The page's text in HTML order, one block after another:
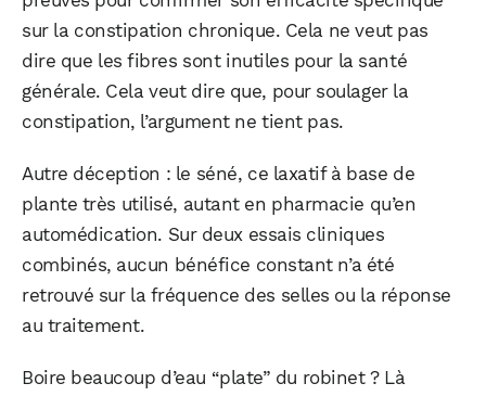
sur la constipation chronique. Cela ne veut pas
dire que les fibres sont inutiles pour la santé
générale. Cela veut dire que, pour soulager la
constipation, l’argument ne tient pas.
Autre déception : le séné, ce laxatif à base de
plante très utilisé, autant en pharmacie qu’en
automédication. Sur deux essais cliniques
combinés, aucun bénéfice constant n’a été
retrouvé sur la fréquence des selles ou la réponse
au traitement.
Boire beaucoup d’eau “plate” du robinet ? Là